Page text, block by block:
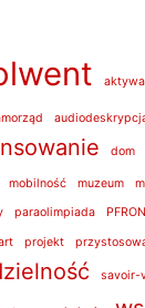
dom
mobilność muzeum
paraolimpiada PFRON
projekt
savoir-